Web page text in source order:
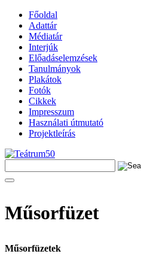
Főoldal
Adattár
Médiatár
Interjúk
Előadáselemzések
Tanulmányok
Plakátok
Fotók
Cikkek
Impresszum
Használati útmutató
Projektleírás
Műsorfüzet
Műsorfüzetek